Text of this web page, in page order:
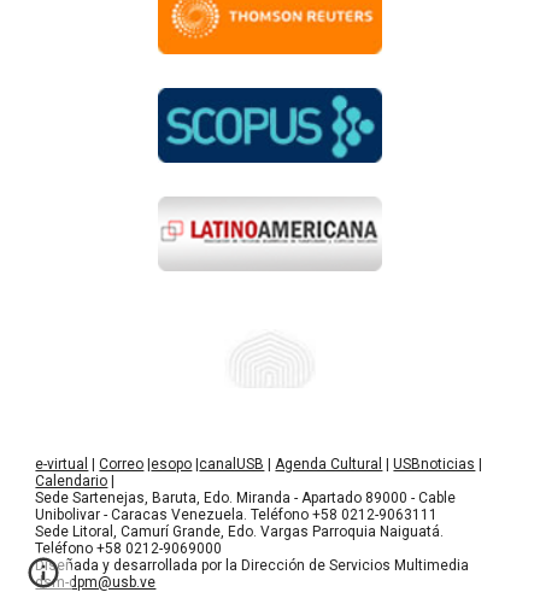
e-virtual |Correo esopo |canalUSB |Agenda Cultural |USBnoticias
Calendario
Sede Sartenejas, Baruta, Edo. Miranda - Apartado 89000 - Cable
Unibolivar - Caracas Venezuela. Teléfono +58 0212-9063111
Sede Litoral, Camurí Grande, Edo. Vargas Parroquia Naiguatá.
Teléfono +58 0212-9069000
Diseñada y desarrollada por la Dirección de Servicios Multimedia
dsm-dpm@usb.ve